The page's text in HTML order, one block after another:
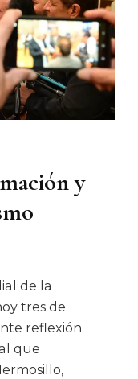
Sonora:
Entre
La
y
de la
tres de
reflexión
que